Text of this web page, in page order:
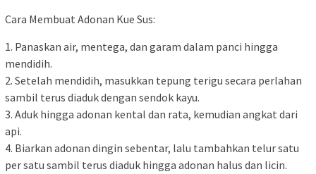
Cara Membuat Adonan Kue Sus:
1. Panaskan air, mentega, dan garam dalam panci hingga
mendidih.
2. Setelah mendidih, masukkan tepung terigu secara perlahan
sambil terus diaduk dengan sendok kayu.
3. Aduk hingga adonan kental dan rata, kemudian angkat dari
api.
4. Biarkan adonan dingin sebentar, lalu tambahkan telur satu
per satu sambil terus diaduk hingga adonan halus dan licin.